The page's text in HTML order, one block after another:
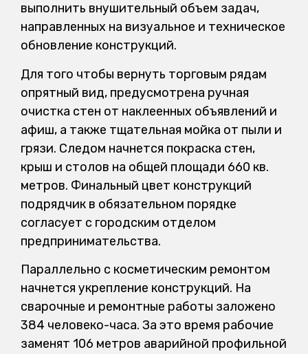
выполнить внушительный объем задач,
направленных на визуальное и техническое
обновление конструкций.
Для того чтобы вернуть торговым рядам
опрятный вид, предусмотрена ручная
очистка стен от наклеенных объявлений и
афиш, а также тщательная мойка от пыли и
грязи. Следом начнется покраска стен,
крыш и столов на общей площади 660 кв.
метров. Финальный цвет конструкций
подрядчик в обязательном порядке
согласует с городским отделом
предпринимательства.
Параллельно с косметическим ремонтом
начнется укрепление конструкций. На
сварочные и ремонтные работы заложено
384 человеко-часа. За это время рабочие
заменят 106 метров аварийной профильной